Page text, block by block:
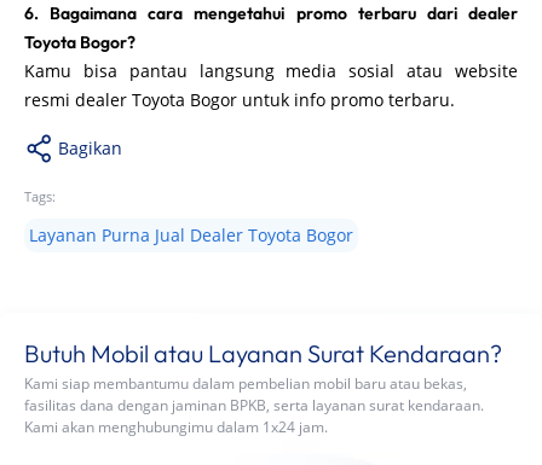
6. Bagaimana cara mengetahui promo terbaru dari dealer
Toyota Bogor?
Kamu bisa pantau langsung media sosial atau website
resmi dealer Toyota Bogor untuk info promo terbaru.
Bagikan
Tags:
Layanan Purna Jual Dealer Toyota Bogor
Butuh Mobil atau Layanan Surat Kendaraan?
Kami siap membantumu dalam pembelian mobil baru atau bekas,
fasilitas dana dengan jaminan BPKB, serta layanan surat kendaraan.
Kami akan menghubungimu dalam 1x24 jam.